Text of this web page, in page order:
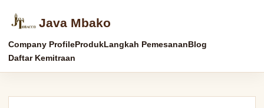
Java Mbako
Company ProfileProdukLangkah PemesananBlog
Daftar Kemitraan